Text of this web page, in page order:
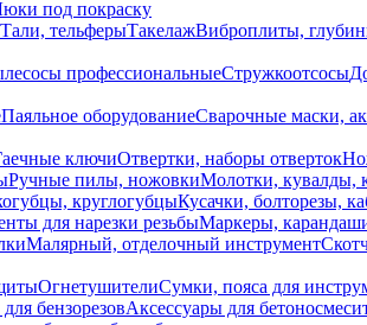
под покраску
Тали, тельферыТакелажВиброплиты,
профессиональныеСтружкоотсосы
Паяльное оборудованиеСварочные маски,
ключиОтвертки, наборы отверток
Ручные пилы, ножовкиМолотки, кувалды,
круглогубцыКусачки, болторезы,
для нарезки резьбыМаркеры,
Малярный, отделочный инструмент
ОгнетушителиСумки, пояса для
бензорезовАксессуары для